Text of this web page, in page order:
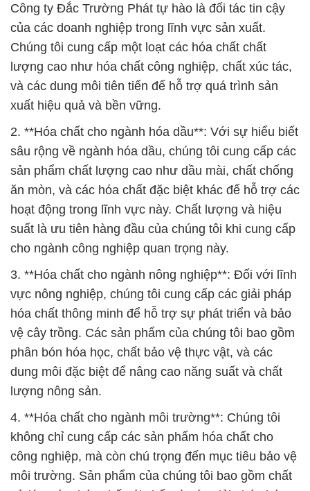
Công ty Đắc Trường Phát tự hào là đối tác tin cậy
của các doanh nghiệp trong lĩnh vực sản xuất.
Chúng tôi cung cấp một loạt các hóa chất chất
lượng cao như hóa chất công nghiệp, chất xúc tác,
và các dung môi tiên tiến để hỗ trợ quá trình sản
xuất hiệu quả và bền vững.
2. **Hóa chất cho ngành hóa dầu**: Với sự hiểu biết
sâu rộng về ngành hóa dầu, chúng tôi cung cấp các
sản phẩm chất lượng cao như dầu mài, chất chống
ăn mòn, và các hóa chất đặc biệt khác để hỗ trợ các
hoạt động trong lĩnh vực này. Chất lượng và hiệu
suất là ưu tiên hàng đầu của chúng tôi khi cung cấp
cho ngành công nghiệp quan trọng này.
3. **Hóa chất cho ngành nông nghiệp**: Đối với lĩnh
vực nông nghiệp, chúng tôi cung cấp các giải pháp
hóa chất thông minh để hỗ trợ sự phát triển và bảo
vệ cây trồng. Các sản phẩm của chúng tôi bao gồm
phân bón hóa học, chất bảo vệ thực vật, và các
dung môi đặc biệt để nâng cao năng suất và chất
lượng nông sản.
4. **Hóa chất cho ngành môi trường**: Chúng tôi
không chỉ cung cấp các sản phẩm hóa chất cho
công nghiệp, mà còn chú trọng đến mục tiêu bảo vệ
môi trường. Sản phẩm của chúng tôi bao gồm chất